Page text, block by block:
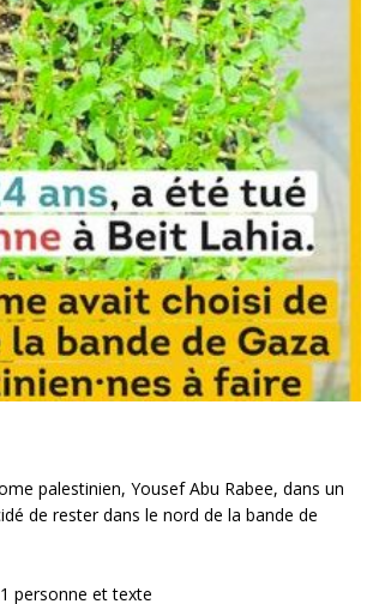
palestinien, Yousef Abu Rabee, dans un
de rester dans le nord de la bande de